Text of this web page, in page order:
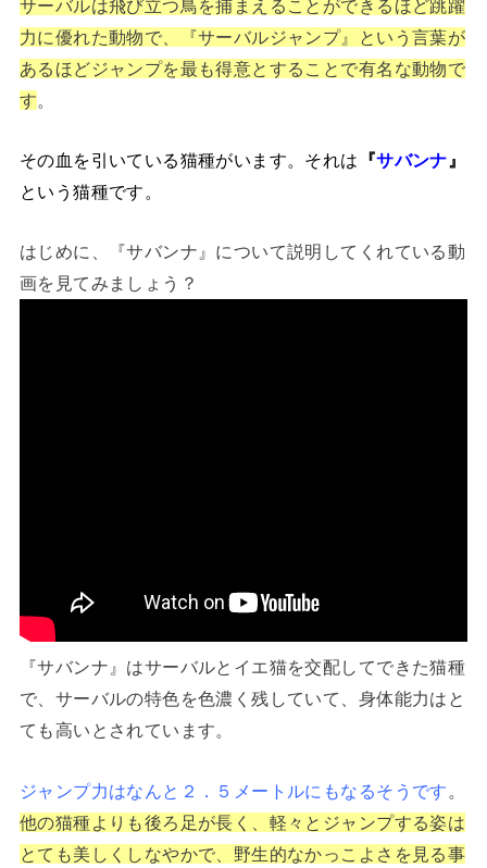
サーバルは飛び立つ鳥を捕まえることができるほど跳躍
力に優れた動物で、『サーバルジャンプ』という言葉が
あるほどジャンプを最も得意とすることで有名な動物で
す。
その血を引いている猫種がいます。それは 『サバンナ 』
という猫種です。
はじめに、『サバンナ』について説明してくれている動
画を見てみましょう？
『サバンナ』はサーバルとイエ猫を交配してできた猫種
で、サーバルの特色を色濃く残していて、身体能力はと
ても高いとされています。
ジャンプ力はなんと２．５メートルにもなるそうです 。
他の猫種よりも後ろ足が長く、軽々とジャンプする姿は
とても美しくしなやかで、野生的なかっこよさを見る事